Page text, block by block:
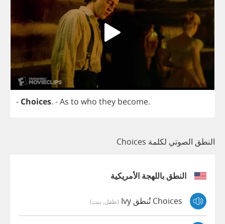
- Choices. -As to who they become.
النطق الصوتي لكلمة Choices
النطق باللهجة الأمريكية
Choices تُنطق Ivy (طفل, بنت)